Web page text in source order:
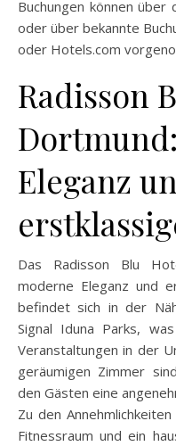
Buchungen können
oder über bekannte
oder Hotels.com
Radisson
Eleganz
Das Radisson Blu
moderne Eleganz und
befindet sich in der
Signal Iduna Parks,
Veranstaltungen in der
geräumigen Zimmer
den Gästen eine
Zu den
Fitnessraum und ein